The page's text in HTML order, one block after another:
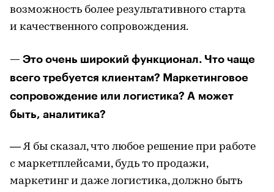
возможность более результативного старта
и качественного сопровождения.
— Это очень широкий функционал. Что чаще
всего требуется клиентам? Маркетинговое
сопровождение или логистика? А может
быть, аналитика?
— Я бы сказал, что любое решение при работе
с маркетплейсами, будь то продажи,
маркетинг и даже логистика, должно быть